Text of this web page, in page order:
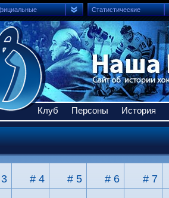
Статистические
Клуб Персоны История
# 4 # 5 # 6 # 7